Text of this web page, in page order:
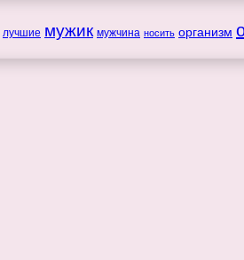
лучшие мужик мужчина носить организм